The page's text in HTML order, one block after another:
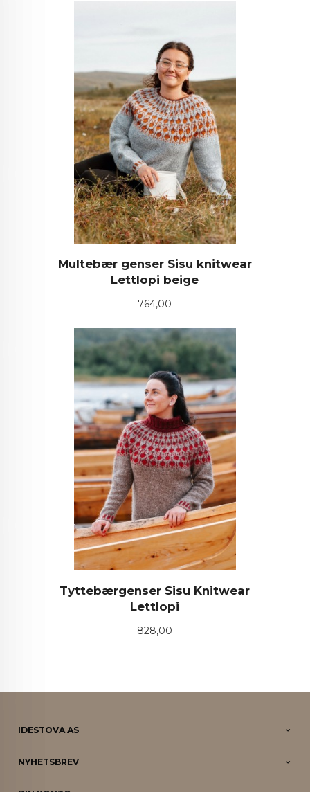
Multebær genser Sisu knitwear
Lettlopi beige
Pris
764,00
Tyttebærgenser Sisu Knitwear
Lettlopi
Pris
828,00
IDESTOVA AS
NYHETSBREV